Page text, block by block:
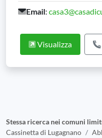
Email:
Visualizza
Stessa ricerca nei comuni
Cassinetta di Lugagnano